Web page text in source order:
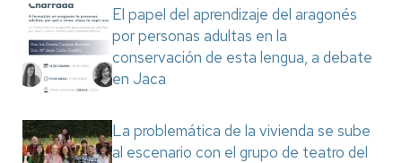
El papel del aprendizaje del aragonés
por personas adultas en la
conservación de esta lengua, a debate
en Jaca
La problemática de la vivienda se sube
al escenario con el grupo de teatro del